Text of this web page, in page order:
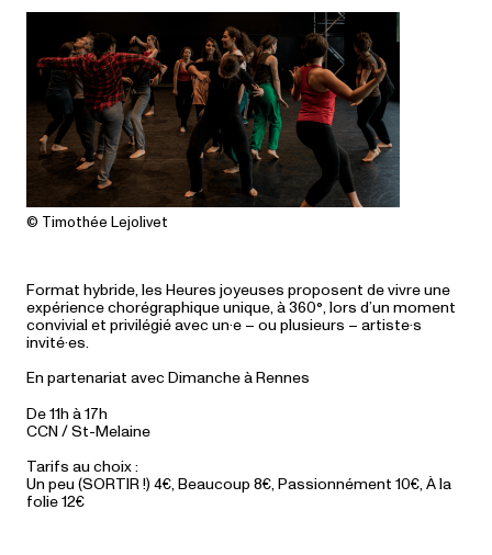
© Timothée Lejolivet
Format hybride, les Heures joyeuses proposent de vivre une
expérience chorégraphique unique, à 360°, lors d’un moment
convivial et privilégié avec un·e – ou plusieurs – artiste·s
invité·es.
En partenariat avec Dimanche à Rennes
De 11h à 17h
CCN / St-Melaine
Tarifs au choix :
Un peu (SORTIR !) 4€, Beaucoup 8€, Passionnément 10€, À la
folie 12€